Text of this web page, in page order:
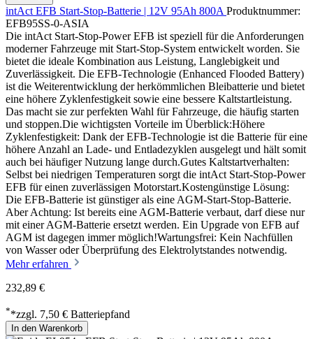
intAct EFB Start-Stop-Batterie | 12V 95Ah 800A Produktnummer:
EFB95SS-0-ASIA
Die intAct Start-Stop-Power EFB ist speziell für die Anforderungen
moderner Fahrzeuge mit Start-Stop-System entwickelt worden. Sie
bietet die ideale Kombination aus Leistung, Langlebigkeit und
Zuverlässigkeit. Die EFB-Technologie (Enhanced Flooded Battery)
ist die Weiterentwicklung der herkömmlichen Bleibatterie und bietet
eine höhere Zyklenfestigkeit sowie eine bessere Kaltstartleistung.
Das macht sie zur perfekten Wahl für Fahrzeuge, die häufig starten
und stoppen.Die wichtigsten Vorteile im Überblick:Höhere
Zyklenfestigkeit: Dank der EFB-Technologie ist die Batterie für eine
höhere Anzahl an Lade- und Entladezyklen ausgelegt und hält somit
auch bei häufiger Nutzung lange durch.Gutes Kaltstartverhalten:
Selbst bei niedrigen Temperaturen sorgt die intAct Start-Stop-Power
EFB für einen zuverlässigen Motorstart.Kostengünstige Lösung:
Die EFB-Batterie ist günstiger als eine AGM-Start-Stop-Batterie.
Aber Achtung: Ist bereits eine AGM-Batterie verbaut, darf diese nur
mit einer AGM-Batterie ersetzt werden. Ein Upgrade von EFB auf
AGM ist dagegen immer möglich!Wartungsfrei: Kein Nachfüllen
von Wasser oder Überprüfung des Elektrolytstandes notwendig.
Mehr erfahren
232,89 €
**zzgl. 7,50 € Batteriepfand
In den Warenkorb